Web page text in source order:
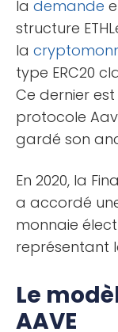
la demande
structure
la
type ERC20
Ce dernier
protocole
gardé son
En 2020, la
a accordé
monnaie
représentant
Le
AAVE